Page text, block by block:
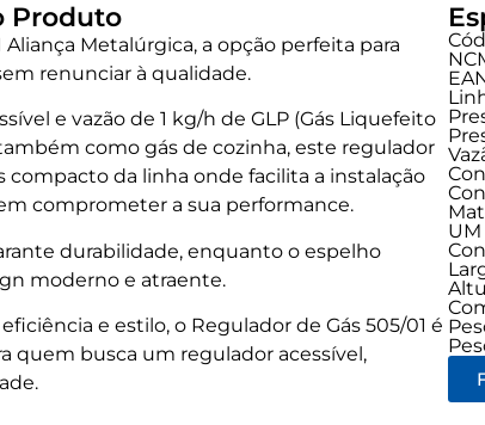
Produto
Aliança Metalúrgica, a opção perfeita para
renunciar à qualidade.
e vazão de 1 kg/h de GLP (Gás Liquefeito
como gás de cozinha, este regulador
compacto da linha onde facilita a instalação
comprometer a sua performance.
durabilidade, enquanto o espelho
moderno e atraente.
e estilo, o Regulador de Gás 505/01 é
quem busca um regulador acessível,
UM